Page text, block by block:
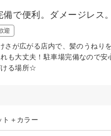
で便利。ダメージレス
迎
さが広がる店内で、髪のうね
も大丈夫！駐車場完備なので
ける場所☆
ト＋カラー